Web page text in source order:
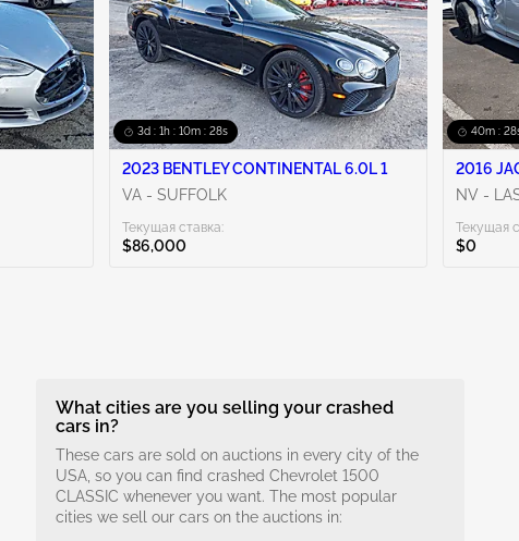
3d : 1h : 10m : 27s
2023 BENTLEY CONTINENTAL 6.0L 1
VA - SUFFOLK
Текущая ставка:
$86,000
40m :
2016
NV -
Текущая
$0
What cities are you selling your crashed
cars in?
These cars are sold on auctions in every city of the
USA, so you can find crashed Chevrolet 1500
CLASSIC whenever you want. The most popular
cities we sell our cars on the auctions in: